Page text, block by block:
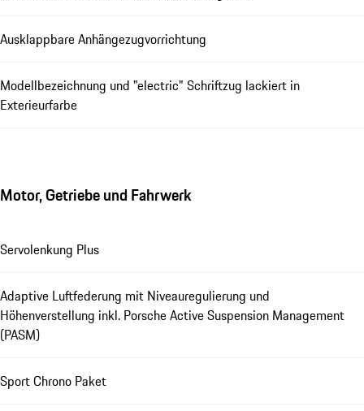
Ausklappbare Anhängezugvorrichtung
Modellbezeichnung und "electric" Schriftzug lackiert in
Exterieurfarbe
Motor, Getriebe und Fahrwerk
Servolenkung Plus
Adaptive Luftfederung mit Niveauregulierung und
Höhenverstellung inkl. Porsche Active Suspension Management
(PASM)
Sport Chrono Paket